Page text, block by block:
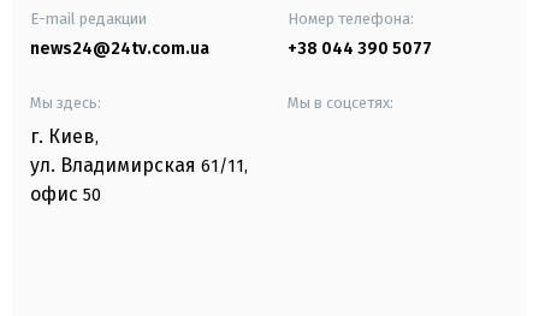
E-mail редакции
news24@24tv.com.ua
Номер телефона:
+38 044 390 5077
Мы здесь:
г. Киев,
ул. Владимирская 61/11,
офис 50
Мы в соцсетях: